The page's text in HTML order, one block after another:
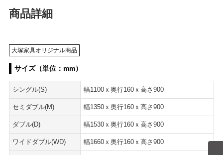
商品詳細
大塚家具オリジナル商品
サイズ（単位：mm）
シングル(S) 幅1100ｘ奥行160ｘ高さ900
セミダブル(M) 幅1350ｘ奥行160ｘ高さ900
ダブル(D) 幅1530ｘ奥行160ｘ高さ900
ワイドダブル(WD) 幅1660ｘ奥行160ｘ高さ900